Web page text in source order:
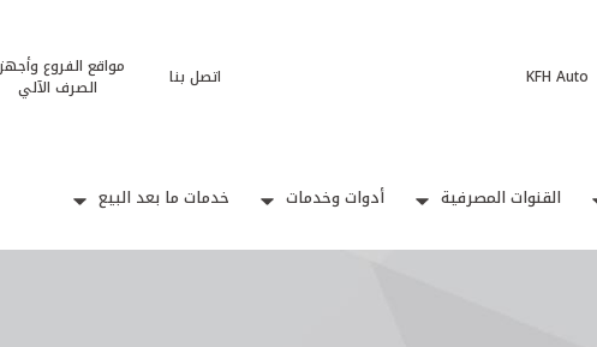
KFH Auto اتصل بنا
مواقع الفروع
الصرف الآلي
القنوات المصرفية أدوات وخدمات خدمات ما بعد البيع